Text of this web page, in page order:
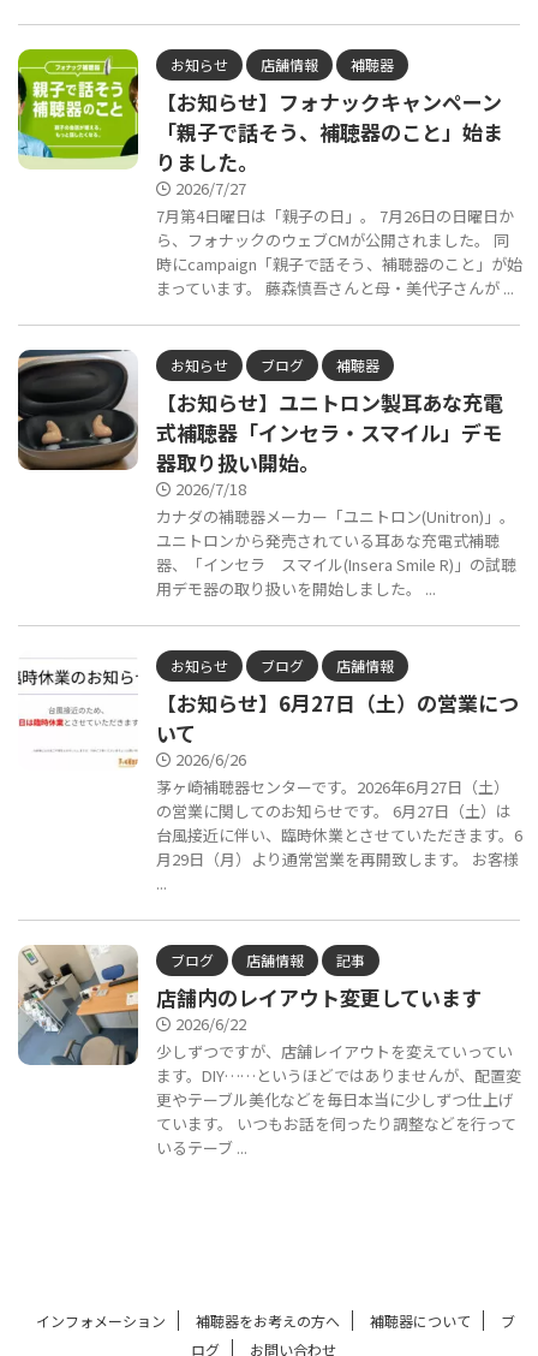
お知らせ 店舗情報 補聴器
【お知らせ】フォナックキャンペーン
「親子で話そう、補聴器のこと」始ま
りました。
2026/7/27
7月第4日曜日は「親子の日」。 7月26日の日曜日か
ら、フォナックのウェブCMが公開されました。 同
時にcampaign「親子で話そう、補聴器のこと」が始
まっています。 藤森慎吾さんと母・美代子さんが ...
お知らせ ブログ 補聴器
【お知らせ】ユニトロン製耳あな充電
式補聴器「インセラ・スマイル」デモ
器取り扱い開始。
2026/7/18
カナダの補聴器メーカー「ユニトロン(Unitron)」。
ユニトロンから発売されている耳あな充電式補聴
器、「インセラ スマイル(Insera Smile R)」の試聴
用デモ器の取り扱いを開始しました。 ...
お知らせ ブログ 店舗情報
【お知らせ】6月27日（土）の営業につ
いて
2026/6/26
茅ヶ崎補聴器センターです。2026年6月27日（土）
の営業に関してのお知らせです。 6月27日（土）は
台風接近に伴い、臨時休業とさせていただきます。6
月29日（月）より通常営業を再開致します。 お客様
...
ブログ 店舗情報 記事
店舗内のレイアウト変更しています
2026/6/22
少しずつですが、店舗レイアウトを変えていってい
ます。DIY……というほどではありませんが、配置変
更やテーブル美化などを毎日本当に少しずつ仕上げ
ています。 いつもお話を伺ったり調整などを行って
いるテーブ ...
インフォメーション 補聴器をお考えの方へ 補聴器について
ブ
ログ
お問い合わせ